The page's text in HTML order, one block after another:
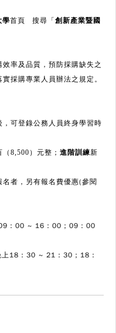
學首頁 搜尋「 創新產業暨國
率及品質，預防採購缺失之
採購專業人員辦法之規定。
可登錄公務人員終身學習時
8,500）元整； 進階訓練新
者，另有報名費優惠(參閱
：00 ~ 16：00；09：00
~ 21：30；18：